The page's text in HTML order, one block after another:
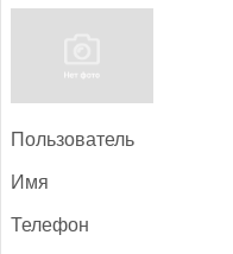
Поль­зо­ватель
Имя
Те­лефон